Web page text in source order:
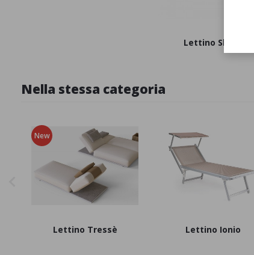
Lettino Shine
Nella stessa categoria
New
Lettino Tressè Lettino Ionio